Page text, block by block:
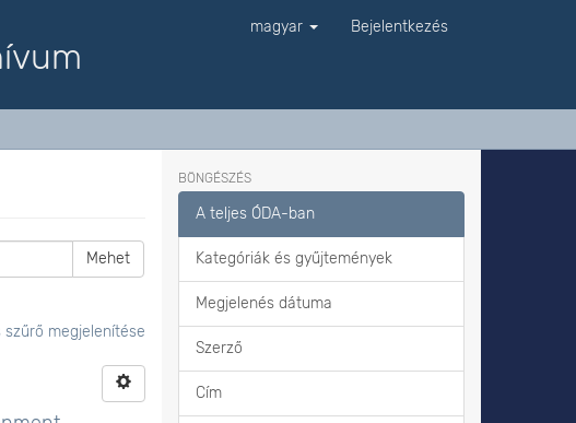
magyar Bejelentkezés
Mehet
szűrő megjelenítése
BÖNGÉSZÉS
A teljes ÓDA-ban
Kategóriák és gyűjtemények
Megjelenés dátuma
Szerző
Cím